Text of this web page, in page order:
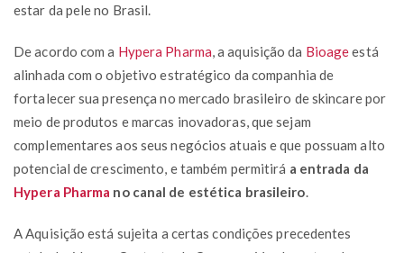
estar da pele no Brasil.
De acordo com a Hypera Pharma , a aquisição da Bioageestá
alinhada com o objetivo estratégico da companhia de
fortalecer sua presença no mercado brasileiro de skincare por
meio de produtos e marcas inovadoras, que sejam
complementares aos seus negócios atuais e que possuam alto
potencial de crescimento, e também permitirá a entrada da
Hypera Pharma no canal de estética brasileiro
A Aquisição está sujeita a certas condições precedentes